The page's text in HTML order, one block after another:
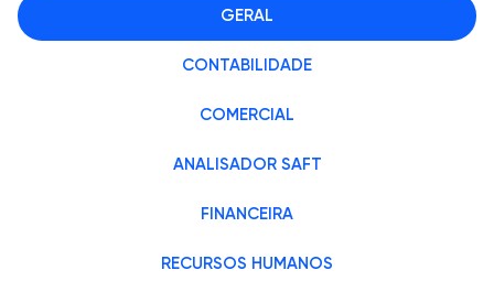
GERAL
CONTABILIDADE
COMERCIAL
ANALISADOR SAFT
FINANCEIRA
RECURSOS HUMANOS